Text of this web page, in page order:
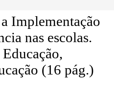
Implementação
nas escolas.
(16 pág.)